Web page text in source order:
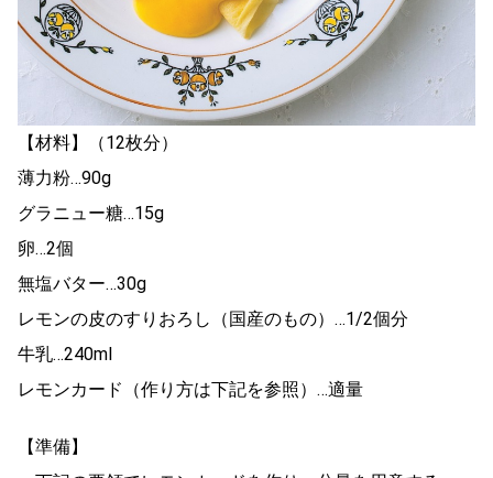
【材料】（12枚分）
薄力粉…90g
グラニュー糖…15g
卵…2個
無塩バター…30g
レモンの皮のすりおろし（国産のもの）…1/2個分
牛乳…240ml
レモンカード（作り方は下記を参照）…適量
【準備】